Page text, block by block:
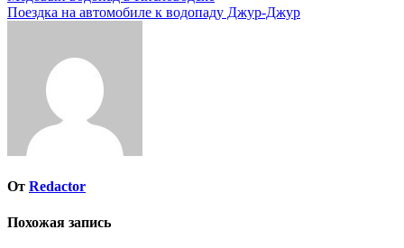
по
Поездка на автомобиле к водопаду Джур-Джур
От Redactor
Похожая запись